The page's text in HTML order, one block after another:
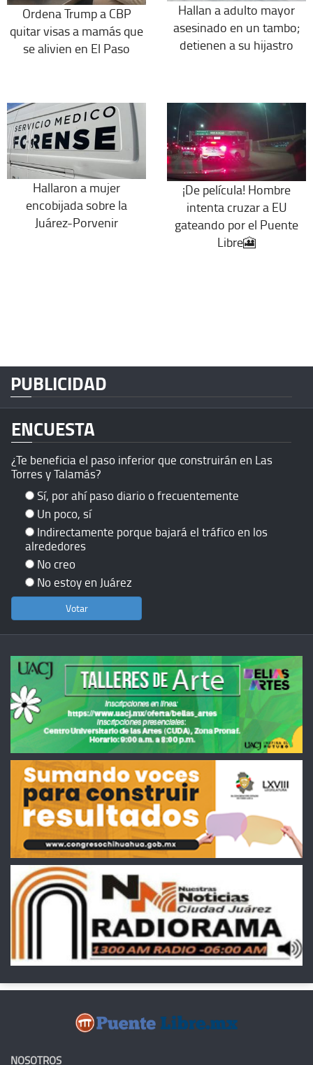
Ordena Trump a CBP
quitar visas a mamás que
se alivien en El Paso
Hallan a adulto mayor
asesinado en un tambo;
detienen a su hijastro
Hallaron a mujer
encobijada sobre la
Juárez-Porvenir
¡De película! Hombre
intenta cruzar a EU
gateando por el Puente
Libre🎦
PUBLICIDAD
ENCUESTA
¿Te beneficia el paso inferior que construirán en Las
Torres y Talamás?
Sí, por ahí paso diario o frecuentemente
Un poco, sí
Indirectamente porque bajará el tráfico en los
alrededores
No creo
No estoy en Juárez
NOSOTROS